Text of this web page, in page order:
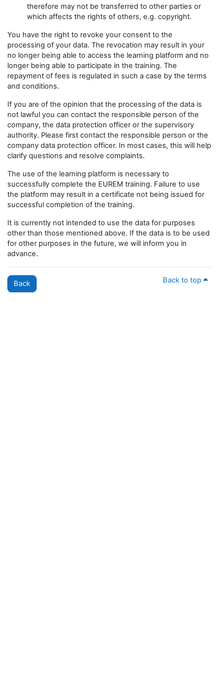
therefore may not be transferred to other parties or
which affects the rights of others, e.g. copyright.
You have the right to revoke your consent to the
processing of your data. The revocation may result in your
no longer being able to access the learning platform and no
longer being able to participate in the training. The
repayment of fees is regulated in such a case by the terms
and conditions.
If you are of the opinion that the processing of the data is
not lawful you can contact the responsible person of the
company, the data protection officer or the supervisory
authority. Please first contact the responsible person or the
company data protection officer. In most cases, this will help
clarify questions and resolve complaints.
The use of the learning platform is necessary to
successfully complete the EUREM training. Failure to use
the platform may result in a certificate not being issued for
successful completion of the training.
It is currently not intended to use the data for purposes
other than those mentioned above. If the data is to be used
for other purposes in the future, we will inform you in
advance.
Back Back to top